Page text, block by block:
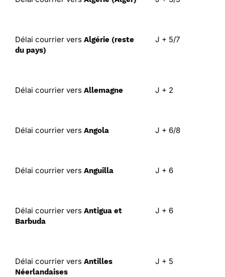
Délai courrier vers Algérie (reste
du pays)
J + 5/7
Délai courrier vers Allemagne J + 2
Délai courrier vers Angola J + 6/8
Délai courrier vers Anguilla J + 6
Délai courrier vers Antigua et
Barbuda
J + 6
Délai courrier vers Antilles
Néerlandaises
J + 5